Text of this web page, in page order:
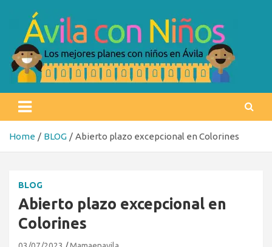
content
Ávila con niños
Home BLOG Abierto plazo excepcional en Colorines
BLOG
Abierto plazo excepcional en
Colorines